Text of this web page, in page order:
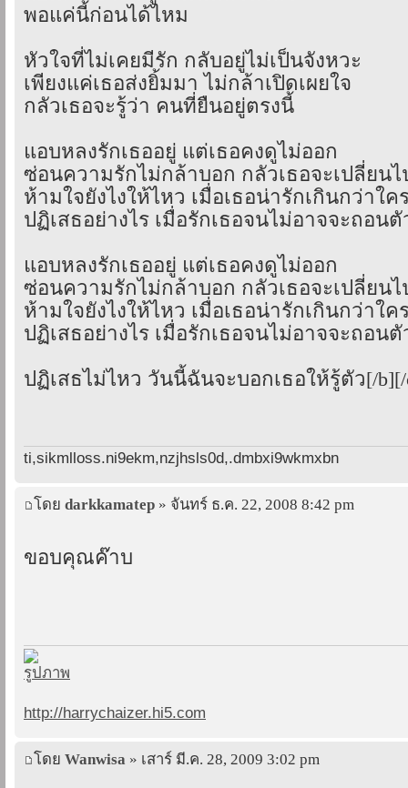
พอแค่นี้ก่อนได้ไหม
หัวใจที่ไม่เคยมีรัก กลับอยู่ไม่เป็นจังหวะ
เพียงแค่เธอส่งยิ้มมา ไม่กล้าเปิดเผยใจ
กลัวเธอจะรู้ว่า คนที่ยืนอยู่ตรงนี้
แอบหลงรักเธออยู่ แต่เธอคงดูไม่ออก
ซ่อนความรักไม่กล้าบอก กลัวเธอจะเปลี่ยนไ
ห้ามใจยังไงให้ไหว เมื่อเธอน่ารักเกินกว่าใค
ปฏิเสธอย่างไร เมื่อรักเธอจนไม่อาจจะถอนตั
แอบหลงรักเธออยู่ แต่เธอคงดูไม่ออก
ซ่อนความรักไม่กล้าบอก กลัวเธอจะเปลี่ยนไ
ห้ามใจยังไงให้ไหว เมื่อเธอน่ารักเกินกว่าใค
ปฏิเสธอย่างไร เมื่อรักเธอจนไม่อาจจะถอนตั
ปฏิเสธไม่ไหว วันนี้ฉันจะบอกเธอให้รู้ตัว[/b][/
ti,sikmlloss.ni9ekm,nzjhsls0d,.dmbxi9wkmxbn
โดย darkkamatep » จันทร์ ธ.ค. 22, 2008 8:42 pm
ขอบคุณค๊าบ
http://harrychaizer.hi5.com
โดย Wanwisa » เสาร์ มี.ค. 28, 2009 3:02 pm